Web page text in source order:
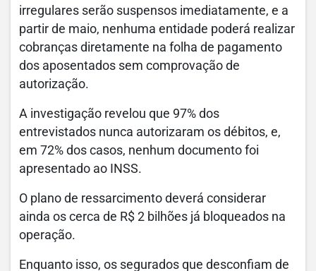
irregulares serão suspensos imediatamente, e a
partir de maio, nenhuma entidade poderá realizar
cobranças diretamente na folha de pagamento
dos aposentados sem comprovação de
autorização.
A investigação revelou que 97% dos
entrevistados nunca autorizaram os débitos, e,
em 72% dos casos, nenhum documento foi
apresentado ao INSS.
O plano de ressarcimento deverá considerar
ainda os cerca de R$ 2 bilhões já bloqueados na
operação.
Enquanto isso, os segurados que desconfiam de